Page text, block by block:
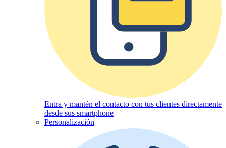
Entra y mantén el contacto con tus clientes directamente
desde sus smartphone
Personalización